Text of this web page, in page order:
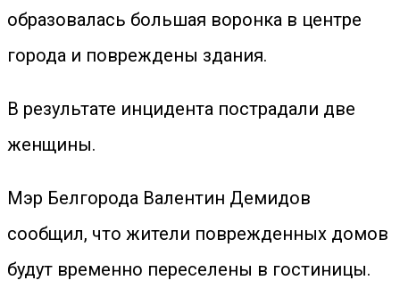
образовалась большая воронка в центре
города и повреждены здания.
В результате инцидента пострадали две
женщины.
Мэр Белгорода Валентин Демидов
сообщил, что жители поврежденных домов
будут временно переселены в гостиницы.